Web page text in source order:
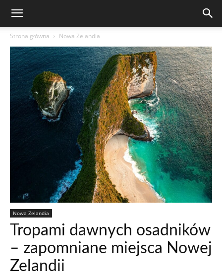
Strona główna Nowa Zelandia
Nowa Zelandia
Tropami dawnych osadników
– zapomniane miejsca Nowej
Zelandii